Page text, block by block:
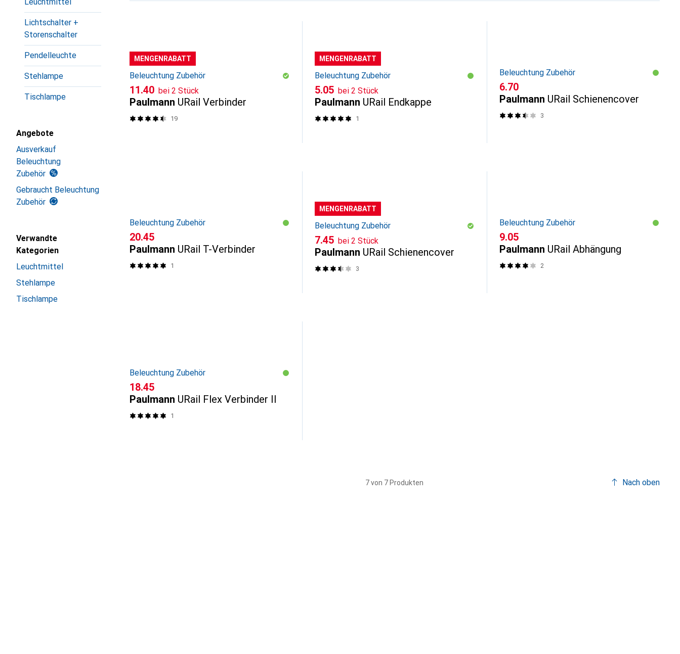
Lichtschalter +
Storenschalter
Pendelleuchte
Stehlampe
Tischlampe
Angebote
Ausverkauf
Beleuchtung
Zubehör
Gebraucht Beleuchtung
Zubehör
Verwandte
Kategorien
Leuchtmittel
Stehlampe
Tischlampe
MENGENRABATT
Beleuchtung Zubehör
CHF
11.40 bei 2 Stück
Paulmann URail Verbinder
19
MENGENRABATT
Beleuchtung Zubehör
CHF
5.05 bei 2 Stück
Paulmann URail Endkappe
1
Beleuchtung Zubehör
CHF
6.70
Paulmann URail Schienencover
3
Beleuchtung Zubehör
CHF
20.45
Paulmann URail T-Verbinder
1
MENGENRABATT
Beleuchtung Zubehör
CHF
7.45 bei 2 Stück
Paulmann URail Schienencover
3
Beleuchtung Zubehör
CHF
9.05
Paulmann URail Abhängung
2
Beleuchtung Zubehör
CHF
18.45
Paulmann URail Flex Verbinder II
1
7 von 7 Produkten Nach oben